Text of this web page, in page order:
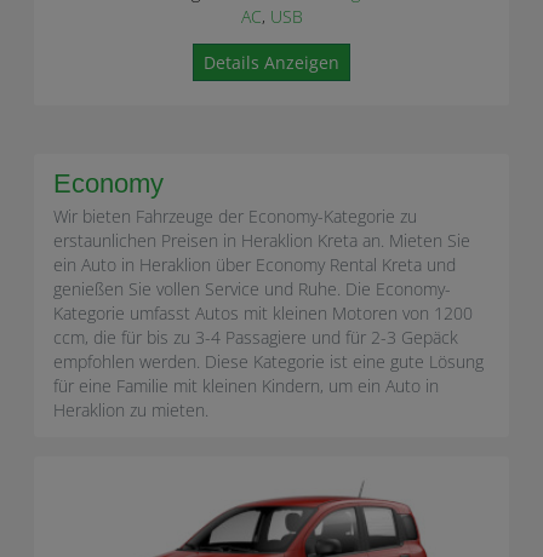
AC, USB
Details Anzeigen
Economy
Wir bieten Fahrzeuge der Economy-Kategorie zu
erstaunlichen Preisen in Heraklion Kreta an. Mieten Sie
ein Auto in Heraklion über Economy Rental Kreta und
genießen Sie vollen Service und Ruhe. Die Economy-
Kategorie umfasst Autos mit kleinen Motoren von 1200
ccm, die für bis zu 3-4 Passagiere und für 2-3 Gepäck
empfohlen werden. Diese Kategorie ist eine gute Lösung
für eine Familie mit kleinen Kindern, um ein Auto in
Heraklion zu mieten.